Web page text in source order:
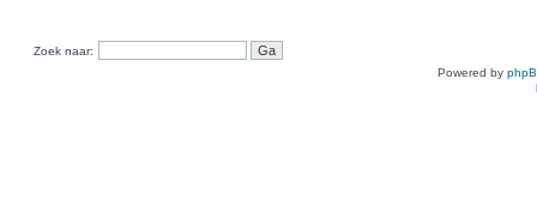
Zoek naar:
Powered by